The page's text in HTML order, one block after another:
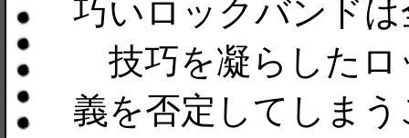
巧いロックバンド
技巧を凝らしたロ
義を否定してしま